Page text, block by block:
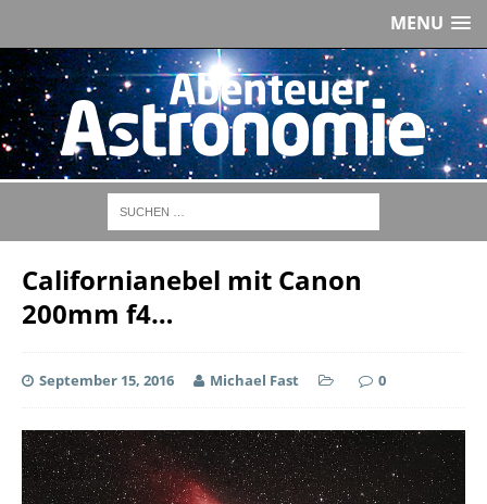
MENU
Californianebel mit Canon
200mm f4…
September 15, 2016 Michael Fast 0